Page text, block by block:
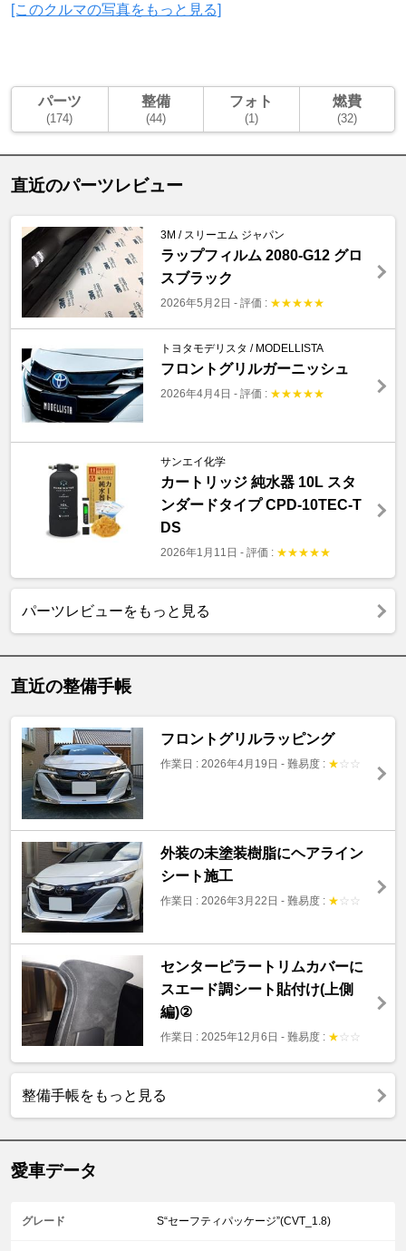
[このクルマの写真をもっと見る]
パーツ
(174)
整備
(44)
フォト
(1)
燃費
(32)
直近のパーツレビュー
3M / スリーエム ジャパン
ラップフィルム 2080-G12 グロ
スブラック
2026年5月2日 - 評価 : ★★★★★
トヨタモデリスタ / MODELLISTA
フロントグリルガーニッシュ
2026年4月4日 - 評価 : ★★★★★
サンエイ化学
カートリッジ 純水器 10L スタ
ンダードタイプ CPD-10TEC-T
DS
2026年1月11日 - 評価 : ★★★★★
パーツレビューをもっと見る
直近の整備手帳
フロントグリルラッピング
作業日 : 2026年4月19日 - 難易度 : ★ ☆ ☆
外装の未塗装樹脂にヘアライン
シート施工
作業日 : 2026年3月22日 - 難易度 : ★ ☆ ☆
センターピラートリムカバーに
スエード調シート貼付け(上側
編)②
作業日 : 2025年12月6日 - 難易度 : ★ ☆ ☆
整備手帳をもっと見る
愛車データ
グレード S“セーフティパッケージ”(CVT_1.8)